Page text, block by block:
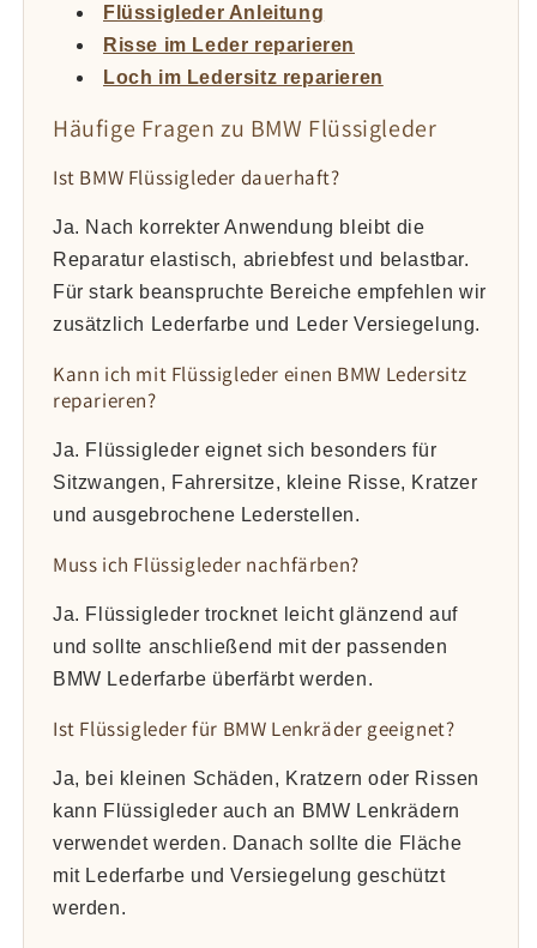
Flüssigleder Anleitung
Risse im Leder reparieren
Loch im Ledersitz reparieren
Häufige Fragen zu BMW Flüssigleder
Ist BMW Flüssigleder dauerhaft?
Ja. Nach korrekter Anwendung bleibt die
Reparatur elastisch, abriebfest und belastbar.
Für stark beanspruchte Bereiche empfehlen wir
zusätzlich Lederfarbe und Leder Versiegelung.
Kann ich mit Flüssigleder einen BMW Ledersitz
reparieren?
Ja. Flüssigleder eignet sich besonders für
Sitzwangen, Fahrersitze, kleine Risse, Kratzer
und ausgebrochene Lederstellen.
Muss ich Flüssigleder nachfärben?
Ja. Flüssigleder trocknet leicht glänzend auf
und sollte anschließend mit der passenden
BMW Lederfarbe überfärbt werden.
Ist Flüssigleder für BMW Lenkräder geeignet?
Ja, bei kleinen Schäden, Kratzern oder Rissen
kann Flüssigleder auch an BMW Lenkrädern
verwendet werden. Danach sollte die Fläche
mit Lederfarbe und Versiegelung geschützt
werden.